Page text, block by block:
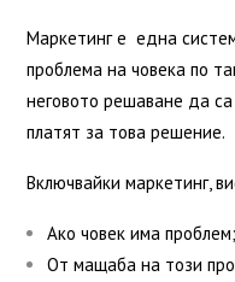
Маркетинг е една
проблема на човека по
неговото решаване да
платят за това решение.
Включвайки маркетинг,
Ако човек има проблем;
От мащаба на този